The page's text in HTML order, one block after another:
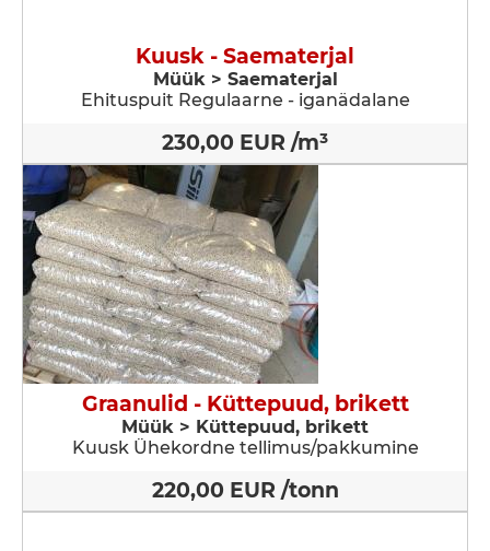
Kuusk - Saematerjal
Müük > Saematerjal
Ehituspuit Regulaarne - iganädalane
230,00 EUR /m³
Graanulid - Küttepuud, brikett
Müük > Küttepuud, brikett
Kuusk Ühekordne tellimus/pakkumine
220,00 EUR /tonn